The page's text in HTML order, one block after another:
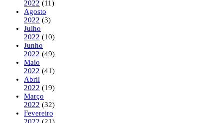
2022 (11)
Agosto
2022 (3)
Julho
2022 (10)
Junho
2022 (49)
Maio
2022 (41)
Abril
2022 (19)
Março
2022 (32)
Fevereiro